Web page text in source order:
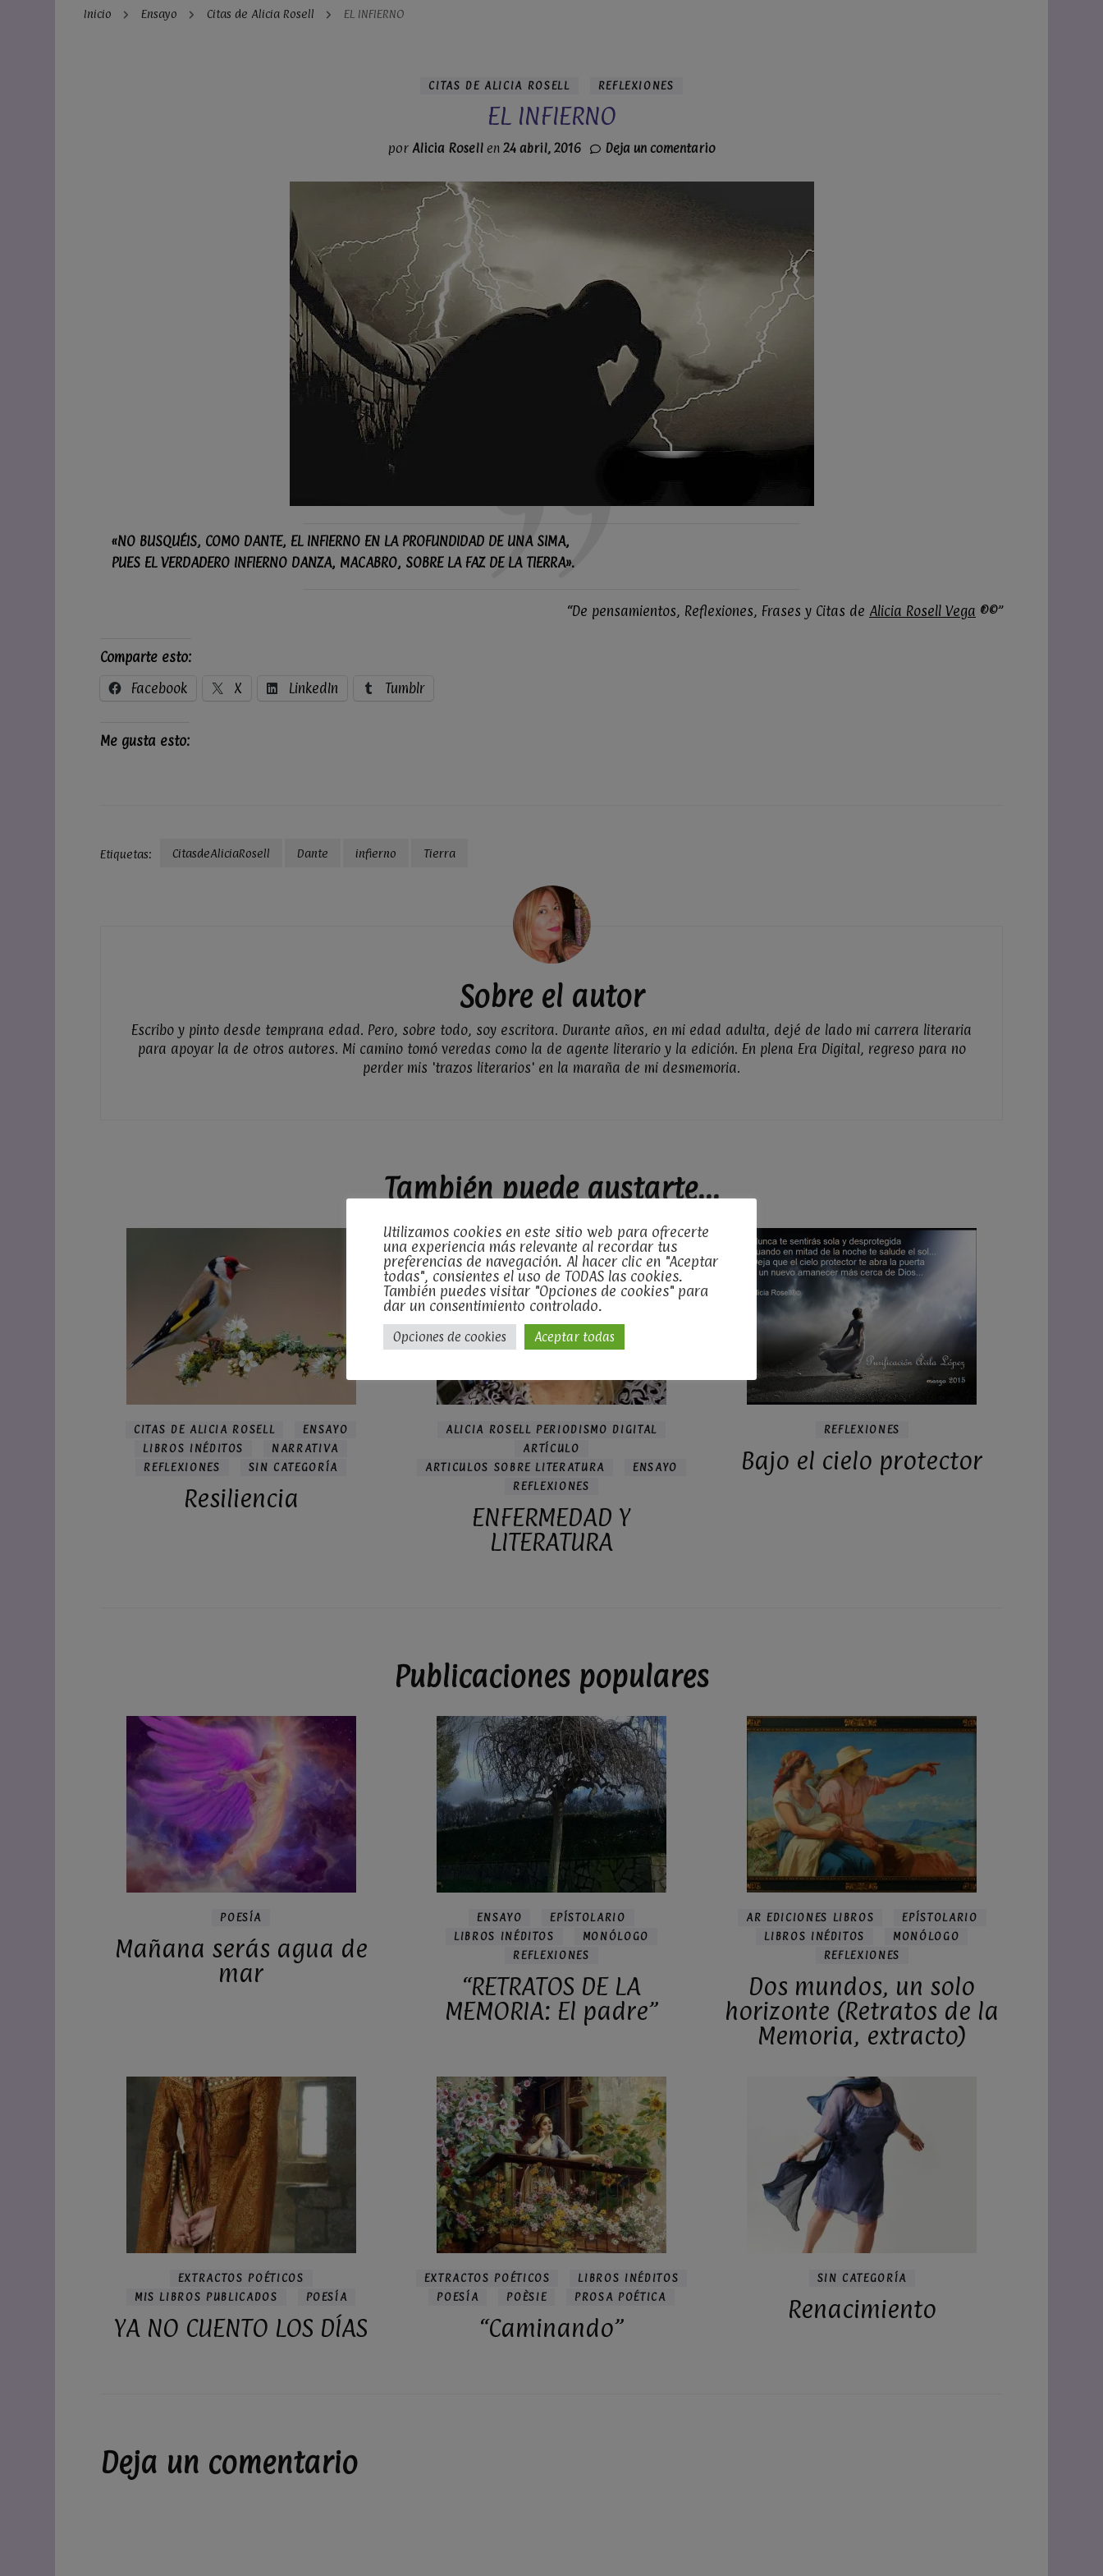
Inicio Ensayo Citas de Alicia Rosell EL INFIERNO
CITAS DE ALICIA ROSELL REFLEXIONES
EL INFIERNO
por Alicia Rosell en 24 abril, 2016 Deja un comentarioen
INFIERNO
«NO BUSQUÉIS, COMO DANTE, EL INFIERNO EN LA PROFUNDIDAD DE UNA SIMA,
PUES EL VERDADERO INFIERNO DANZA, MACABRO, SOBRE LA FAZ DE LA TIERRA».
“De pensamientos, Reflexiones, Frases y Citas de Alicia Rosell Vega ®©”
Comparte esto:
Facebook
X LinkedIn Tumblr
Me gusta esto:
Etiquetas: CitasdeAliciaRosell Dante infierno Tierra
Sobre el autor
Escribo y pinto desde temprana edad. Pero, sobre todo, soy escritora. Durante años, en mi edad adulta, dejé de lado mi carrera literaria
para apoyar la de otros autores. Mi camino tomó veredas como la de agente literario y la edición. En plena Era Digital, regreso para no
perder mis 'trazos literarios' en la maraña de mi desmemoria.
También puede gustarte...
CITAS DE ALICIA ROSELL
ENSAYO
LIBROS INÉDITOS
NARRATIVA
REFLEXIONES
SIN CATEGORÍA
Resiliencia
ALICIA ROSELL PERIODISMO DIGITAL
ARTÍCULO
ARTICULOS SOBRE LITERATURA
ENSAYO
REFLEXIONES
ENFERMEDAD Y
LITERATURA
REFLEXIONES
Bajo el cielo protector
Publicaciones populares
POESÍA
Mañana serás agua de
mar
ENSAYO
EPÍSTOLARIO
LIBROS INÉDITOS
MONÓLOGO
REFLEXIONES
“RETRATOS DE LA
MEMORIA: El padre”
AR EDICIONES LIBROS
EPÍSTOLARIO
LIBROS INÉDITOS
MONÓLOGO
REFLEXIONES
Dos mundos, un solo
horizonte (Retratos de la
Memoria, extracto)
EXTRACTOS POÉTICOS
MIS LIBROS PUBLICADOS
POESÍA
YA NO CUENTO LOS DÍAS
EXTRACTOS POÉTICOS
LIBROS INÉDITOS
POESÍA
POÈSIE PROSA POÉTICA
“Caminando”
SIN CATEGORÍA
Renacimiento
Deja un comentario
Utilizamos cookies en este sitio web para ofrecerte
una experiencia más relevante al recordar tus
preferencias de navegación. Al hacer clic en "Aceptar
todas", consientes el uso de TODAS las cookies.
También puedes visitar "Opciones de cookies" para
dar un consentimiento controlado.
Opciones de cookies Aceptar todas